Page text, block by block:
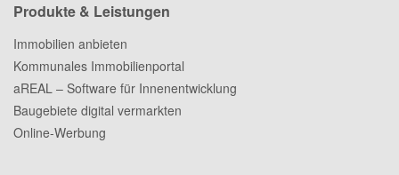
Produkte & Leistungen
Immobilien anbieten
Kommunales Immobilienportal
aREAL – Software für Innenentwicklung
Baugebiete digital vermarkten
Online-Werbung